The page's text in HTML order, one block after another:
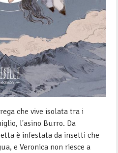
che vive isolata tra i
l'asino Burro. Da
è infestata da insetti che
e Veronica non riesce a